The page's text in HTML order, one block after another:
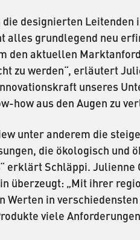
designierten Leitenden
alles grundlegend neu
den aktuellen
zu werden“, erläutert
unseres
how aus den Augen zu
unter anderem die
die ökologisch und
erklärt Schläppi. Julienne
überzeugt: „Mit ihrer
Werten in
viele